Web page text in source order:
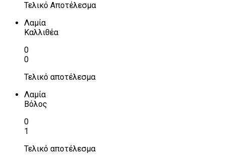
Τελικό Αποτέλεσμα
Λαμία
Καλλιθέα
0
0
Τελικό αποτέλεσμα
Λαμία
Βόλος
0
1
Τελικό αποτέλεσμα